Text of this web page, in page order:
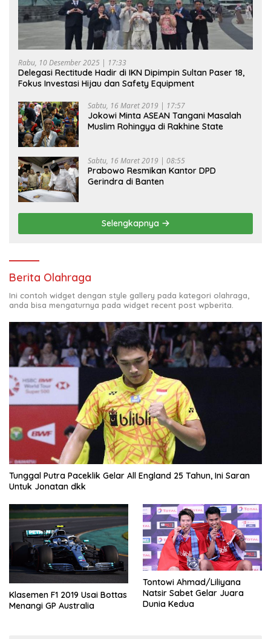
Rabu, 10 Desember 2025 | 17:33
Delegasi Rectitude Hadir di IKN Dipimpin Sultan Paser 18,
Fokus Investasi Hijau dan Safety Equipment
Sabtu, 16 Maret 2019 | 17:57
Jokowi Minta ASEAN Tangani Masalah
Muslim Rohingya di Rakhine State
Sabtu, 16 Maret 2019 | 08:55
Prabowo Resmikan Kantor DPD
Gerindra di Banten
Selengkapnya
Berita Olahraga
Ini contoh widget dengan style gallery pada kategori olahraga,
anda bisa mengaturnya pada widget recent post wpberita.
Tunggal Putra Paceklik Gelar All England 25 Tahun, Ini Saran
Untuk Jonatan dkk
Klasemen F1 2019 Usai Bottas
Menangi GP Australia
Tontowi Ahmad/Liliyana
Natsir Sabet Gelar Juara
Dunia Kedua